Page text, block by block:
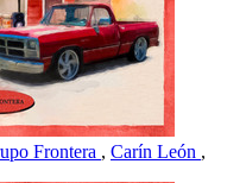
Frontera , Carín León ,